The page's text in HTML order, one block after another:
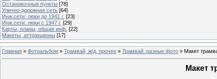
Остановочные пункты [78]
Улично-дорожная сеть [64]
Инж.сети: люки до 1941 г. [23]
Инж.сети: люки с 1947 г. [29]
Карты, планы, общая инф. [22]
Макеты, аттракционы [17]
Главная » Фотоальбом » Трамвай, ж/д, прочее » Трамвай: разные фото » Макет
Макет